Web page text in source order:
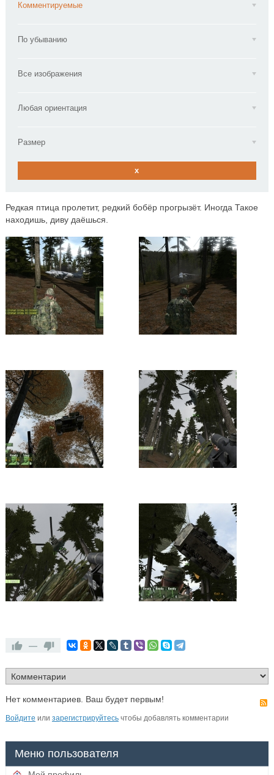
Комментируемые
По убыванию
Все изображения
Любая ориентация
Размер
x
Редкая птица пролетит, редкий бобёр прогрызёт. Иногда Такое
находишь, диву даёшься.
—
Нет комментариев. Ваш будет первым!
Войдите или зарегистрируйтесьчтобы добавлять комментарии
Меню пользователя